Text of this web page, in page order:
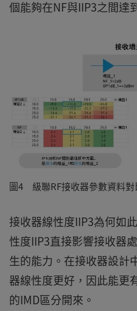
個能夠在NF與IIP3之間達
圖4 級聯RF接收器參數資料對
接收器線性度IIP3為何如
性度IIP3直接影響接收器
生的能力。在接收器設計
器線性度更好，因此能更
的IMD區分開來。